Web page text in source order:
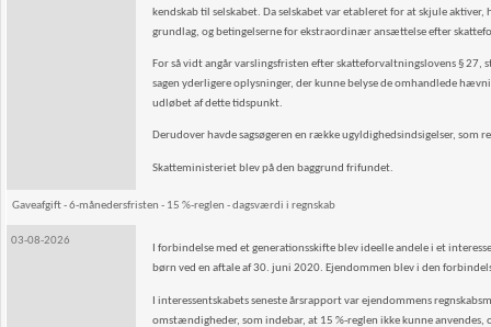
kendskab til selskabet. Da selskabet var etableret for at skjule
grundlag, og betingelserne for ekstraordinær ansættelse efter
For så vidt angår varslingsfristen efter skatteforvaltningslovens §
sagen yderligere oplysninger, der kunne belyse de omhandlede
udløbet af dette tidspunkt.
Derudover havde sagsøgeren en række ugyldighedsindsigelser, som
Skatteministeriet blev på den baggrund frifundet.
Gaveafgift - 6-månedersfristen - 15 %-reglen - dagsværdi i regnskab
03-08-2026
I forbindelse med et generationsskifte blev ideelle andele i et
børn ved en aftale af 30. juni 2020. Ejendommen blev i den
I interessentskabets seneste årsrapport var ejendommens
omstændigheder, som indebar, at 15 %-reglen ikke kunne